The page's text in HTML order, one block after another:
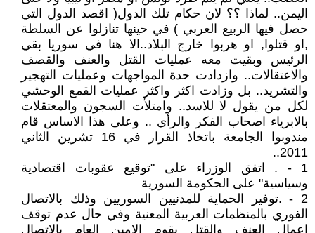
اليمن.. لماذا ؟؟ لان حكام تلك الدول( اقصد الدول التي
حصل فيها الربيع العربي ) في حينها تنازلوا عن السلطة
,او قتلوا, او هربوا خارج البلاد..الا هنا في سوريا بقي
الرئيس وبقيت معه عمليات القتل والعنف والقصف
والاعتقالات.. وازدادت حدة المواجهات وعمليات التهجير
والتشريد.. بل وزادت اكثر واكثر عمليات القمع الوحشي
لكل من يقول لا للاسد.. وامتلأت السجون والمعتقلات
بالابرياء اصحاب الفكر والرأي .. وعلى هذا الاساس قام
مندوبوا الجامعة باتخاذ القرار في 16 تشرين الثاني
2011..
1 - . اتفق الوزراء على "توقيع عقوبات اقتصادية
وسياسية" على الحكومة السورية
2 - .توفير الحماية للمدنيين السوريين وذلك بالاتصال
الفوري بالمنظمات العربية المعنية وفي حال عدم توقف
اعمال العنف والقتل يقوم الامين العام بالاتصال